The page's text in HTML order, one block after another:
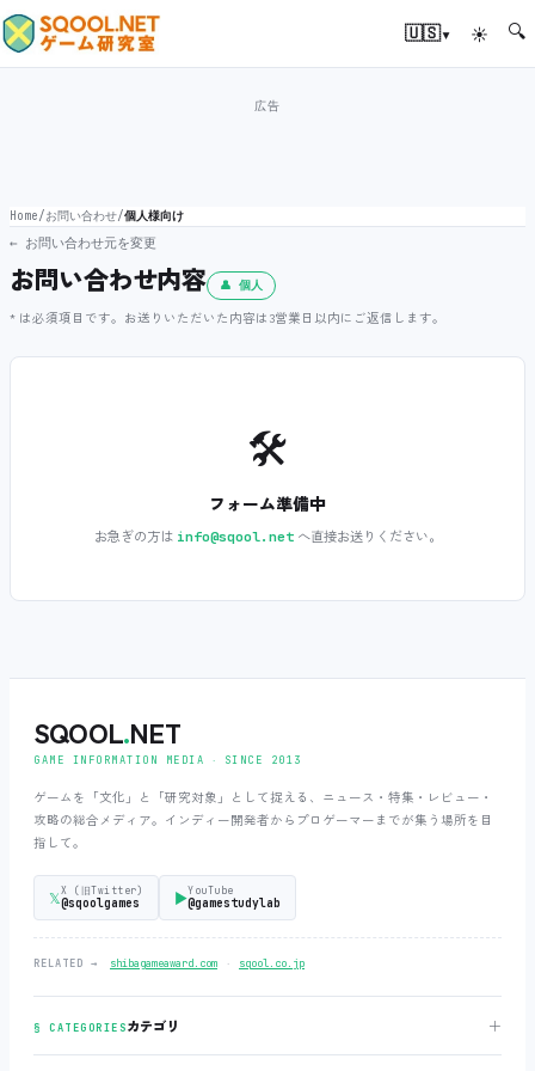
🇺🇸▾ ☀ 🔍
Home/お問い合わせ/個人様向け
← お問い合わせ元を変更
お問い合わせ内容 👤 個人
* は必須項目です。お送りいただいた内容は3営業日以内にご返信します。
🛠️
フォーム準備中
お急ぎの方は info@sqool.netへ直接お送りください。
SQOOL.NET
GAME INFORMATION MEDIA ‧ SINCE 2013
ゲームを「文化」と「研究対象」として捉える、ニュース・特集・レビュー・
攻略の総合メディア。インディー開発者からプロゲーマーまでが集う場所を目
指して。
𝕏X (旧Twitter)
@sqoolgames ▶YouTube
@gamestudylab
RELATED → shibagameaward.com ‧ sqool.co.jp
§ CATEGORIESカテゴリ ＋